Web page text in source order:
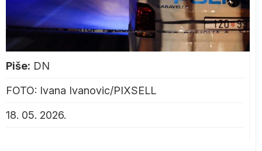
Piše: DN
FOTO: Ivana Ivanovic/PIXSELL
18. 05. 2026.